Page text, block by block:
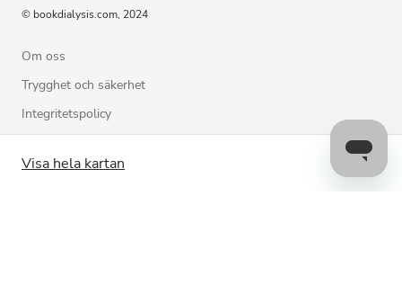
Visa hela kartan
© bookdialysis.com, 2024
Om oss
Trygghet och säkerhet
Integritetspolicy
Cookiepolicy